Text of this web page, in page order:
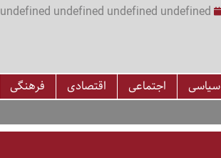
undefined undefined undefined undefined | ساعت undefined:undefined
سیاسی اجتماعی اقتصادی فرهنگی